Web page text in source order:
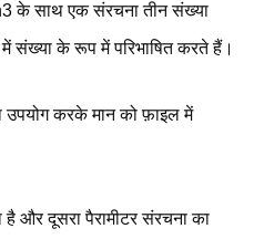
के साथ एक संरचना तीन संख्या
संख्या के रूप में परिभाषित करते हैं।
करके मान को फ़ाइल में
है और दूसरा पैरामीटर संरचना का